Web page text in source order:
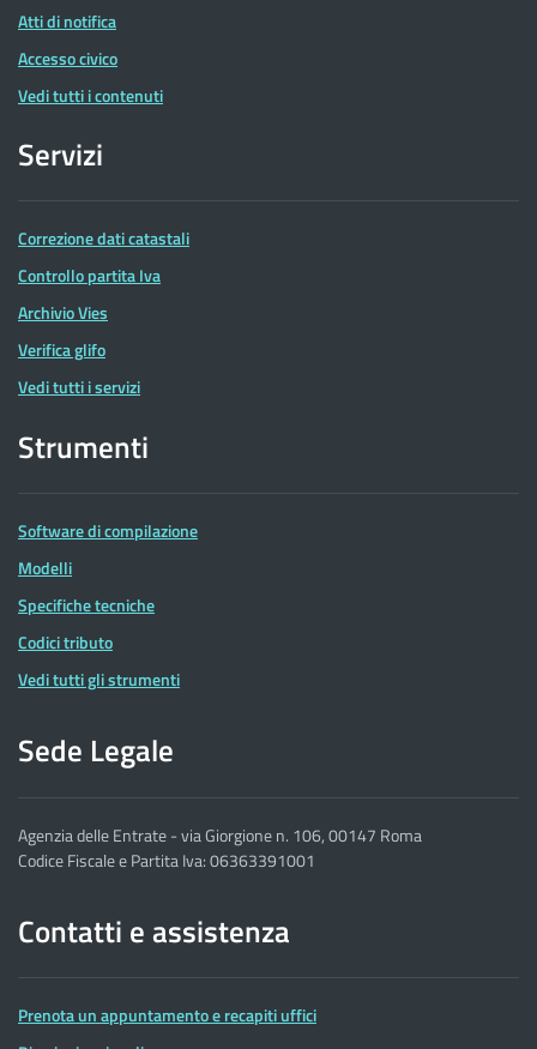
Atti di notifica
Accesso civico
Vedi tutti i contenuti
Servizi
Correzione dati catastali
Controllo partita Iva
Archivio Vies
Verifica glifo
Vedi tutti i servizi
Strumenti
Software di compilazione
Modelli
Specifiche tecniche
Codici tributo
Vedi tutti gli strumenti
Sede Legale
Agenzia delle Entrate - via Giorgione n. 106, 00147 Roma
Codice Fiscale e Partita Iva: 06363391001
Contatti e assistenza
Prenota un appuntamento e recapiti uffici